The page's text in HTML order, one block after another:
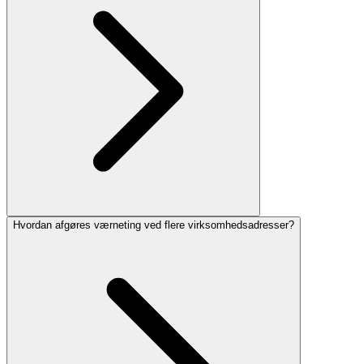
Hvordan afgøres værneting ved flere virksomhedsadresser?